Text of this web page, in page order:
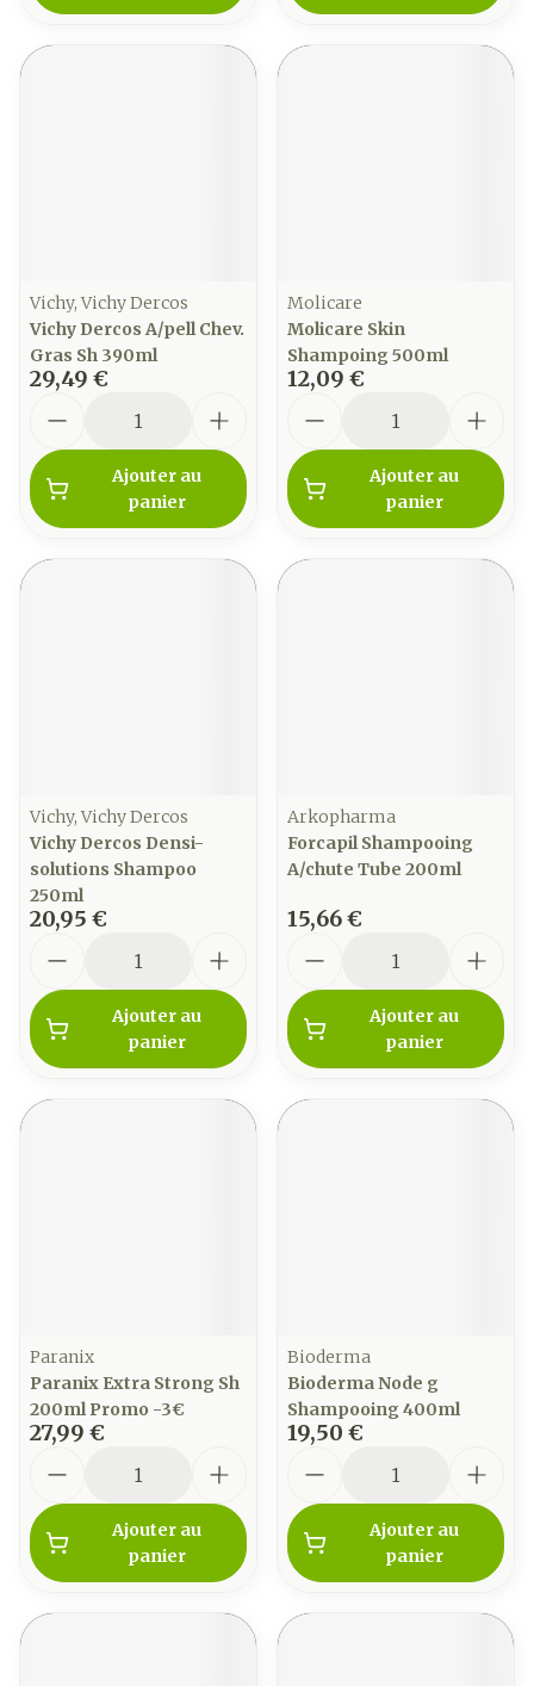
Vichy, Vichy Dercos
Vichy Dercos A/pell Chev.
Gras Sh 390ml
29,49 €
Ajouter au
panier
Molicare
Molicare Skin
Shampoing 500ml
12,09 €
Ajouter au
panier
Vichy, Vichy Dercos
Vichy Dercos Densi-
solutions Shampoo
250ml
20,95 €
Ajouter au
panier
Arkopharma
Forcapil Shampooing
A/chute Tube 200ml
15,66 €
Ajouter au
panier
Paranix
Paranix Extra Strong Sh
200ml Promo -3€
27,99 €
Ajouter au
panier
Bioderma
Bioderma Node g
Shampooing 400ml
19,50 €
Ajouter au
panier